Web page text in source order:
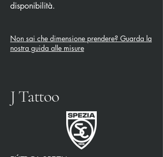
disponibilità.
Non sai che dimensione prendere? Guarda la
nostra guida alle misure
J Tattoo